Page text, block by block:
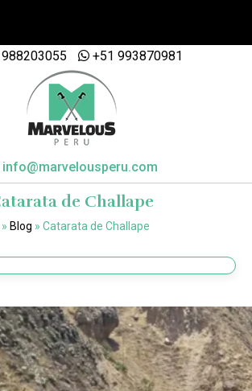
Home
MACHUPICCHU
MANU
+51 993870981
de Challape
» Blog » Catarata de Challape